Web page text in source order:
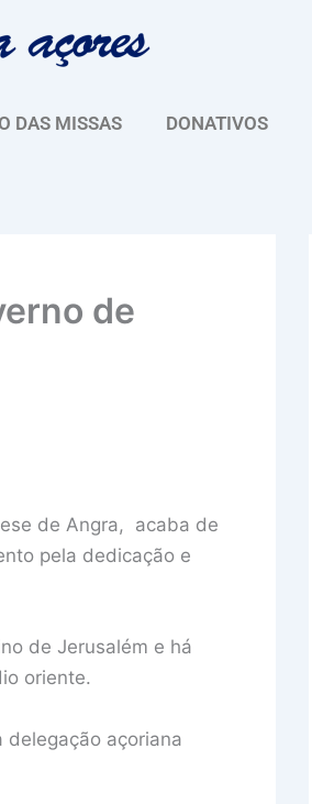
DAS MISSAS DONATIVOS
de
de Angra, acaba de
pela dedicação e
de Jerusalém e há
oriente.
açoriana